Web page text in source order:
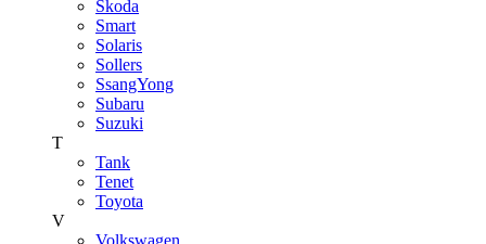
Skoda
Smart
Solaris
Sollers
SsangYong
Subaru
Suzuki
T
Tank
Tenet
Toyota
V
Volkswagen